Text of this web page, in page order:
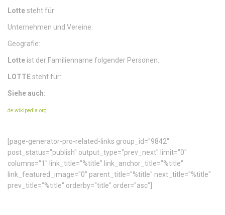
Lottesteht für:
Unternehmen und Vereine:
Geografie:
Lotte ist der Familienname folgender Personen:
LOTTEsteht für:
Siehe auch:
de.wikipedia.org
[page-generator-pro-related-links group_id="9842"
post_status="publish" output_type="prev_next" limit="0"
columns="1" link_title="%title" link_anchor_title="%title"
link_featured_image="0" parent_title="%title" next_title="%title"
prev_title="%title" orderby="title" order="asc"]